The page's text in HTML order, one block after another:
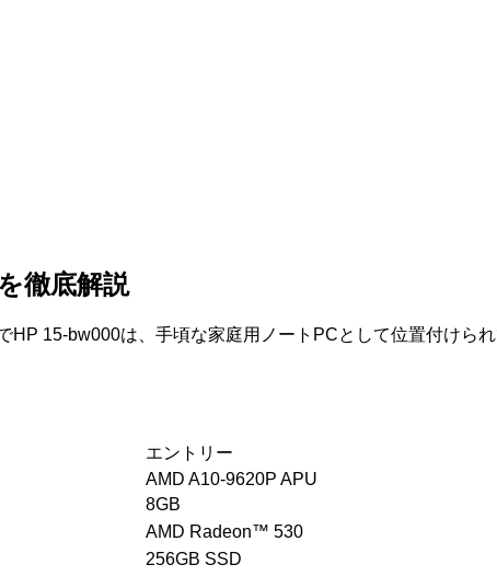
徹底解説
HP 15-bw000は、手頃な家庭用ノートPCとして位置付けら
エントリー
AMD A10-9620P APU
8GB
AMD Radeon™ 530
256GB SSD